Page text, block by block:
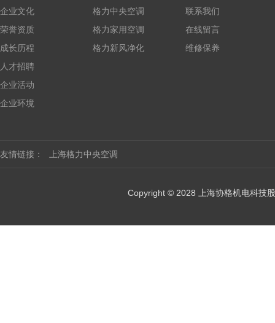
企业文化
荣誉资质
成长历程
人才招聘
企业活动
企业环境
格力中央空调
格力家用空调
格力新风净化
联系我们
在线留言
维修保养
友情链接： 上海格力中央空调
Copyright © 2028 上海协格机电科技